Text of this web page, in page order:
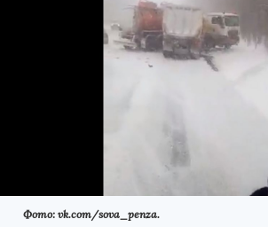
Фото: vk.com/sova_penza.